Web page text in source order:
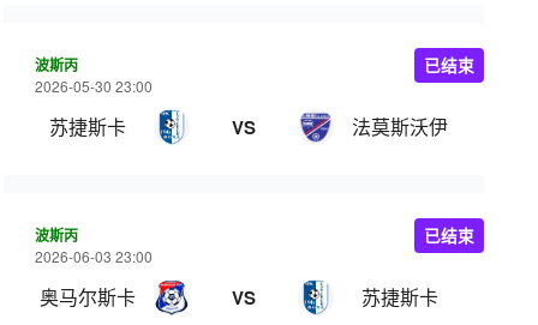
波斯丙
2026-05-30 23:00
苏捷斯卡 VS 法莫斯沃伊
已结束
波斯丙
2026-06-03 23:00
奥马尔斯卡 VS 苏捷斯卡
已结束